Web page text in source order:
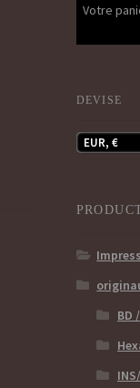
Votre
DEVISE
EUR, €
BD